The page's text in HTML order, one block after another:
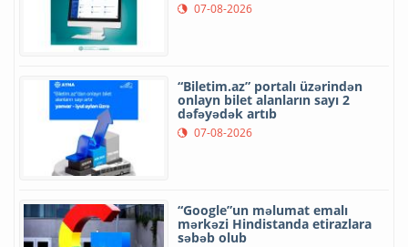
07-08-2026
“Biletim.az” portalı üzərindən
onlayn bilet alanların sayı 2
dəfəyədək artıb
07-08-2026
“Google”un məlumat emalı
mərkəzi Hindistanda etirazlara
səbəb olub